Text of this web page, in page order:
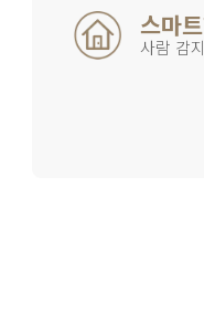
스마
사람 감